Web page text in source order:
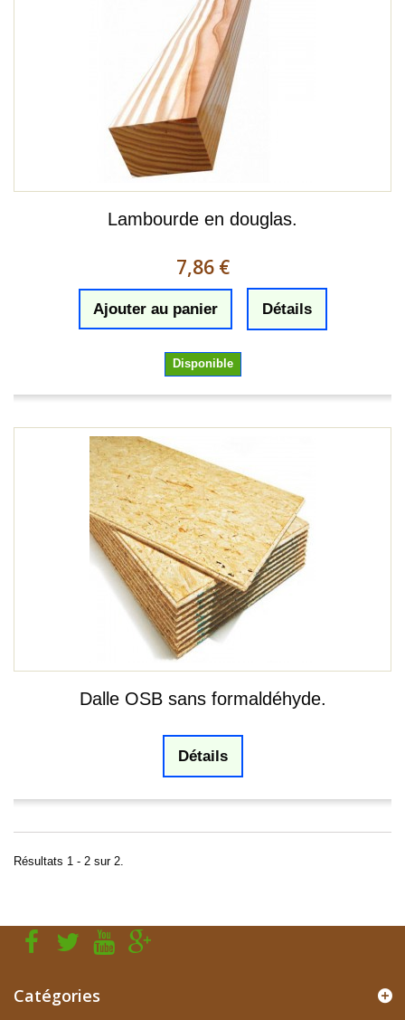
Lambourde en douglas.
7,86 €
Ajouter au panier Détails
Disponible
Dalle OSB sans formaldéhyde.
Détails
Résultats 1 - 2 sur 2.
Catégories